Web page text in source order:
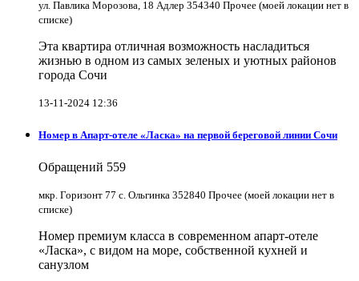
ул. Павлика Морозова, 18 Адлер 354340 Прочее (моей локации нет в
списке)
Эта квартира отличная возможность насладиться
жизнью в одном из самых зеленых и уютных районов
города Сочи
13-11-2024 12:36
Номер в Апарт-отеле «Ласка» на первой береговой линии Сочи
Обращений 559
мкр. Горизонт 77 с. Ольгинка 352840 Прочее (моей локации нет в
списке)
Номер премиум класса в современном апарт-отеле
«Ласка», с видом на море, собственной кухней и
санузлом